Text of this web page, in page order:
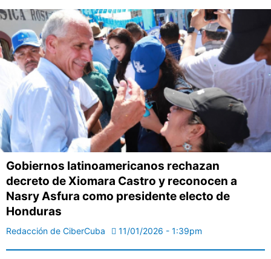
Gobiernos latinoamericanos rechazan
decreto de Xiomara Castro y reconocen a
Nasry Asfura como presidente electo de
Honduras
Redacción de CiberCuba 11/01/2026 - 1:39pm